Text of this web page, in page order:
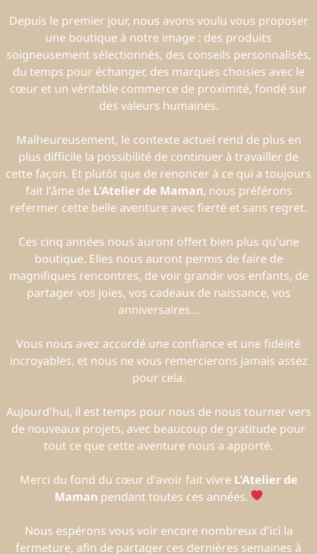
Depuis le premier jour, nous avons voulu vous proposer
une boutique à notre image : des produits
soigneusement sélectionnés, des conseils personnalisés,
du temps pour échanger, des marques choisies avec le
cœur et un véritable commerce de proximité, fondé sur
des valeurs humaines.
Malheureusement, le contexte actuel rend de plus en
plus difficile la possibilité de continuer à travailler de
cette façon. Et plutôt que de renoncer à ce qui a toujours
fait l'âme de L'Atelier de Maman, nous préférons
refermer cette belle aventure avec fierté et sans regret.
Ces cinq années nous auront offert bien plus qu'une
boutique. Elles nous auront permis de faire de
magnifiques rencontres, de voir grandir vos enfants, de
partager vos joies, vos cadeaux de naissance, vos
anniversaires…
Vous nous avez accordé une confiance et une fidélité
incroyables, et nous ne vous remercierons jamais assez
pour cela.
Aujourd'hui, il est temps pour nous de nous tourner vers
de nouveaux projets, avec beaucoup de gratitude pour
tout ce que cette aventure nous a apporté.
Merci du fond du cœur d'avoir fait vivre L'Atelier de
Maman pendant toutes ces années.
Nous espérons vous voir encore nombreux d'ici la
fermeture, afin de partager ces dernières semaines à